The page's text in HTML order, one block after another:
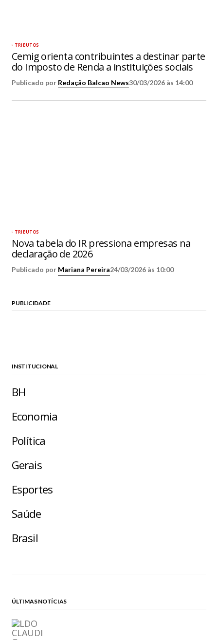
TRIBUTOS
Cemig orienta contribuintes a destinar parte
do Imposto de Renda a instituições sociais
Publicado por Redação Balcao News30/03/2026 às 14:00
TRIBUTOS
Nova tabela do IR pressiona empresas na
declaração de 2026
Publicado por Mariana Pereira24/03/2026 às 10:00
PUBLICIDADE
INSTITUCIONAL
BH
Economia
Política
Gerais
Esportes
Saúde
Brasil
ÚLTIMAS NOTÍCIAS